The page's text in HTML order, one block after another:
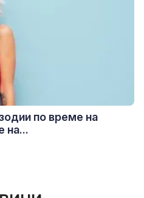
по време на
на...